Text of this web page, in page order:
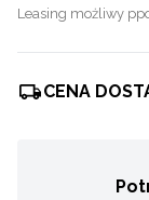
Leasing możliwy
CENA